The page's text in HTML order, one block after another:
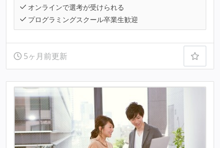
オンラインで選考が受けられる
プログラミングスクール卒業生歓迎
5ヶ月前更新